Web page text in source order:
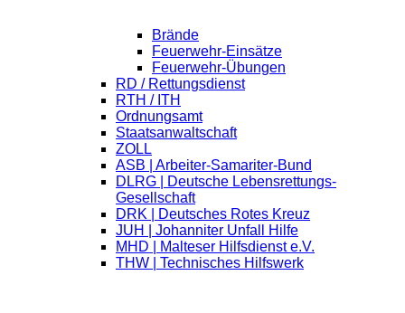
Brände
Feuerwehr-Einsätze
Feuerwehr-Übungen
RD / Rettungsdienst
RTH / ITH
Ordnungsamt
Staatsanwaltschaft
ZOLL
ASB | Arbeiter-Samariter-Bund
DLRG | Deutsche Lebensrettungs-
Gesellschaft
DRK | Deutsches Rotes Kreuz
JUH | Johanniter Unfall Hilfe
MHD | Malteser Hilfsdienst e.V.
THW | Technisches Hilfswerk